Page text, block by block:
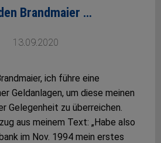
Brandmaier …
13.09.2020
ich führe eine
Geldanlagen, um diese meinen
Gelegenheit zu überreichen.
aus meinem Text: „Habe also
im Nov. 1994 mein erstes